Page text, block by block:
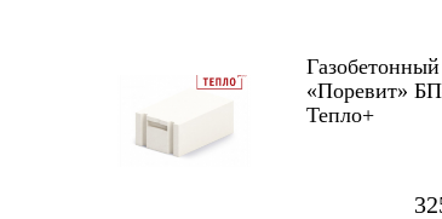
«Поревит»
Тепло+